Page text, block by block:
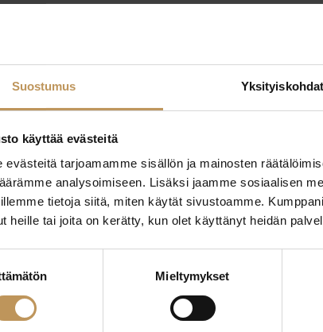
Suostumus Yksityiskohdat
käyttää evästeitä
evästeitä tarjoamamme sisällön ja mainosten
analysoimiseen. Lisäksi jaamme sosiaalisen
tietoja siitä, miten käytät sivustoamme.
heille tai joita on kerätty, kun olet käyttänyt heidän
Mieltymykset
YHTEYTTÄ
auttaa
niin otan yhteyttä